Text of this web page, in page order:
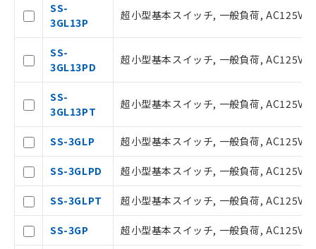
SS-
3GL13P
超小型基本スイッチ, 一般負荷, AC125V
SS-
3GL13PD
超小型基本スイッチ, 一般負荷, AC125V
SS-
3GL13PT
超小型基本スイッチ, 一般負荷, AC125V
SS-3GLP 超小型基本スイッチ, 一般負荷, AC125V
SS-3GLPD 超小型基本スイッチ, 一般負荷, AC125V
SS-3GLPT 超小型基本スイッチ, 一般負荷, AC125V
SS-3GP 超小型基本スイッチ, 一般負荷, AC125V
－
在庫なし(最新の在庫状況につ
いては、お客様のお取引先、ま
たはお客様担当のオムロン制御
機器販売店・当社販売員にご確
認ください)
空
白
情報を公開していない機種
オムロン制御機器販売店や当社販売拠
在庫状況および標準価格結果を当社の
マイパーツ機能（部品リスト作成サー
メンバーズにご登録されている必要が
あります。
お客様が当ウェブサイト上で当社にご
登録された部品リストについて、当社
および当社の共同利用者が、当社の製
品・サービスに関するお客様との取
引・商談に必要な範囲で利用すること
をご了承ください。